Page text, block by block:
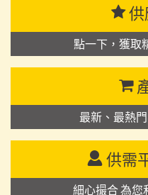
供
點一下，獲取
最新、最熱
供需
細心撮合 為您